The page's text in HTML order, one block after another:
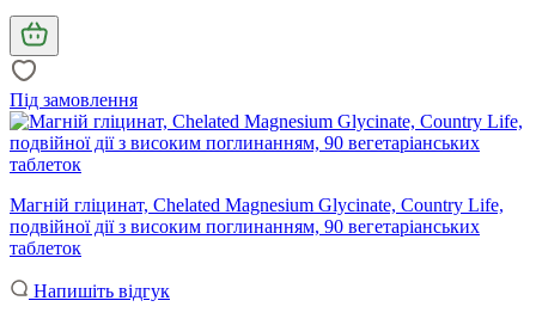
Під замовлення
Магній гліцинат, Chelated Magnesium Glycinate, Country Life,
подвійної дії з високим поглинанням, 90 вегетаріанських
таблеток
Напишіть відгук